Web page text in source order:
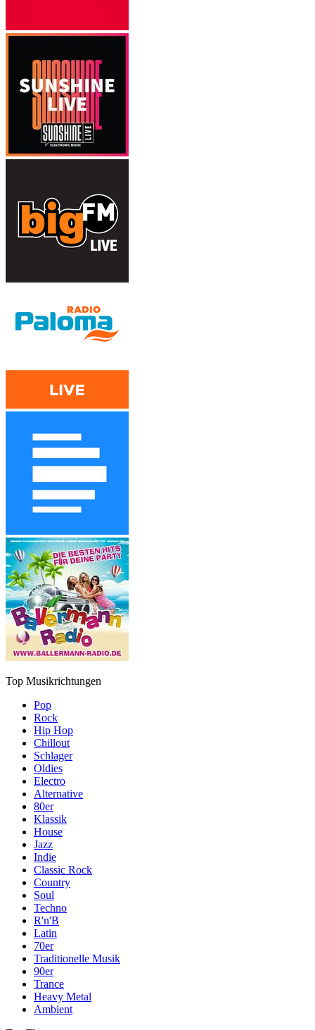
Top Musikrichtungen
Pop
Rock
Hip Hop
Chillout
Schlager
Oldies
Electro
Alternative
80er
Klassik
House
Jazz
Indie
Classic Rock
Country
Soul
Techno
R'n'B
Latin
70er
Traditionelle Musik
90er
Trance
Heavy Metal
Ambient